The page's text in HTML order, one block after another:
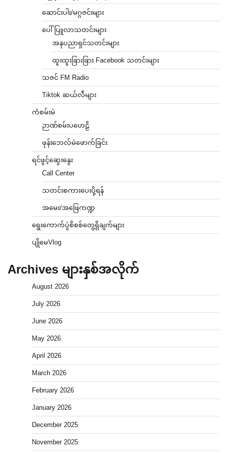
ဆောင်းပါး/မဂ္ဂဇင်းများ
ပေါ်ပြူလာသတင်းများ
အနုပညာရှင်သတင်းများ
ထူးထူးခြားခြား Facebook သတင်းများ
သဇင် FM Radio
Tiktok ဆယ်လီများ
ကံစမ်းမဲ
ဉာဏ်စမ်းပဟေဠိ
ဖုန်းဘေလ်မဲဖောက်ခြင်း
ရင်ဖွင့်ဆွေးနွေး
Call Center
သတင်းစကားပေးပို့ရန်
အမေး/အဖြေကဏ္ဍ
ရွေးကောက်ပွဲစိစစ်တွေ့ရှိချက်များ
ပျိုမေVlog
Archives များနှစ်အလိုက်
August 2026
July 2026
June 2026
May 2026
April 2026
March 2026
February 2026
January 2026
December 2025
November 2025